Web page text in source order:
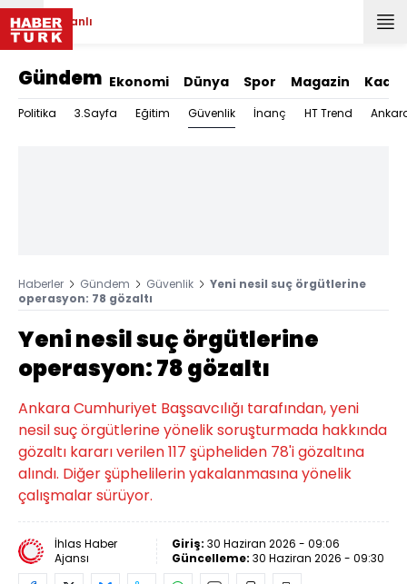
Canlı
Gündem Ekonomi Dünya Spor Magazin Kadın
Politika 3.Sayfa Eğitim Güvenlik İnanç HT Trend
Haberler Gündem Güvenlik
Yeni nesil suç örgütlerine
operasyon: 78 gözaltı
Yeni nesil suç örgütlerine
operasyon: 78 gözaltı
Ankara Cumhuriyet Başsavcılığı tarafından, yeni
nesil suç örgütlerine yönelik soruşturmada hakkında
gözaltı kararı verilen 117 şüpheliden 78'i gözaltına
alındı. Diğer şüphelilerin yakalanmasına yönelik
çalışmalar sürüyor.
İhlas Haber
Ajansı
Giriş: 30 Haziran 2026 - 09:06
Güncelleme: 30 Haziran 2026 - 09:30